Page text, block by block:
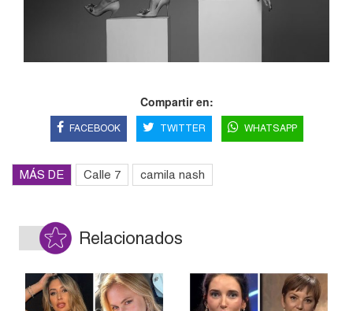
Compartir en:
FACEBOOK TWITTER WHATSAPP
MÁS DE Calle 7 camila nash
Relacionados